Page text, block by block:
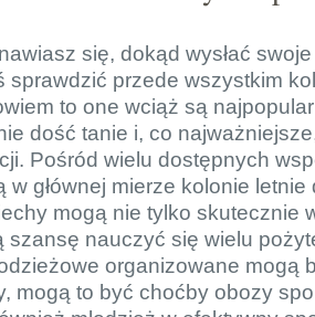
się, dokąd wysłać
sprawdzić przede wszystkim
to one wciąż są
dość tanie i, co
Pośród wielu dostępnych
w głównej mierze kolonie
mogą nie tylko skutecznie
szansę nauczyć się wielu
organizowane mogą
mogą to być choćby obozy